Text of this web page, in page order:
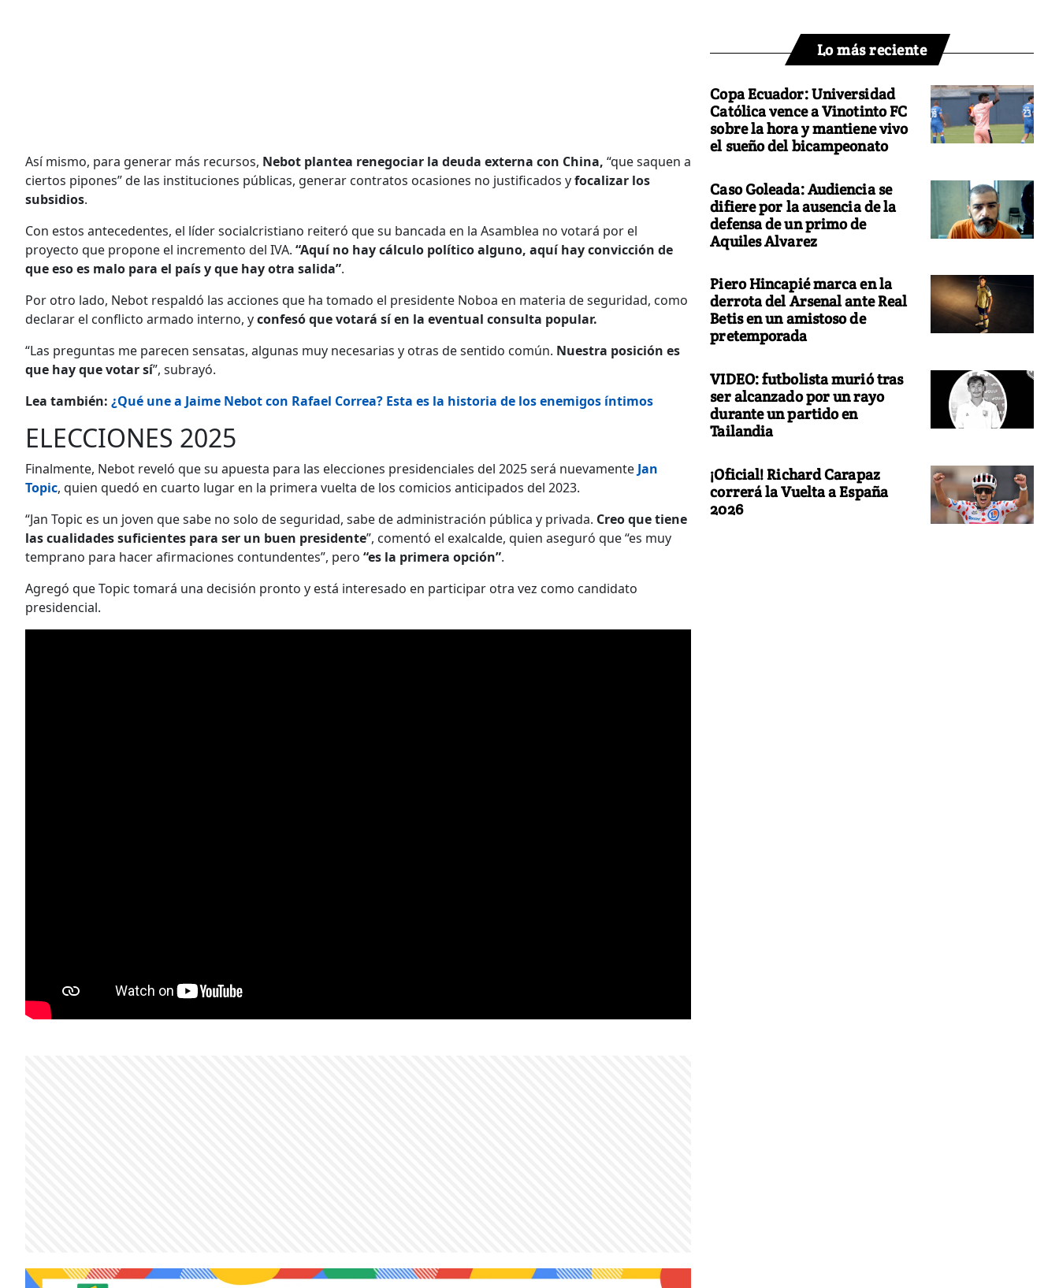
Así mismo, para generar más recursos, Nebot plantea renegociar la deuda externa con China, “que saquen a
ciertos pipones” de las instituciones públicas, generar contratos ocasiones no justificados yfocalizar los
subsidios.
Con estos antecedentes, el líder socialcristiano reiteró que su bancada en la Asamblea no votará por el
proyecto que propone el incremento del IVA. “Aquí no hay cálculo político alguno, aquí hay convicción de
que eso es malo para el país y que hay otra salida”.
Por otro lado, Nebot respaldó las acciones que ha tomado el presidente Noboa en materia de seguridad, como
declarar el conflicto armado interno, yconfesó que votará sí en la eventual consulta popular.
“Las preguntas me parecen sensatas, algunas muy necesarias y otras de sentido común. Nuestra posición es
que hay que votar sí”, subrayó.
Lea también: ¿Qué une a Jaime Nebot con Rafael Correa? Esta es la historia de los enemigos íntimos
ELECCIONES 2025
Finalmente, Nebot reveló que su apuesta para las elecciones presidenciales del 2025 será nuevamente Jan
Topic, quien quedó en cuarto lugar en la primera vuelta de los comicios anticipados del 2023.
“Jan Topic es un joven que sabe no solo de seguridad, sabe de administración pública y privada. Creo que tiene
las cualidades suficientes para ser un buen presidente”, comentó el exalcalde, quien aseguró que “es muy
temprano para hacer afirmaciones contundentes”, pero “es la primera opción”.
Agregó que Topic tomará una decisión pronto y está interesado en participar otra vez como candidato
presidencial.
Lo más reciente
Copa Ecuador: Universidad
Católica vence a Vinotinto FC
sobre la hora y mantiene vivo
el sueño del bicampeonato
Caso Goleada: Audiencia se
difiere por la ausencia de la
defensa de un primo de
Aquiles Alvarez
Piero Hincapié marca en la
derrota del Arsenal ante Real
Betis en un amistoso de
pretemporada
VIDEO: futbolista murió tras
ser alcanzado por un rayo
durante un partido en
Tailandia
¡Oficial! Richard Carapaz
correrá la Vuelta a España
2026